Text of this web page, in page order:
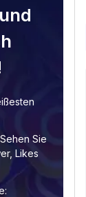
Sie
Likes